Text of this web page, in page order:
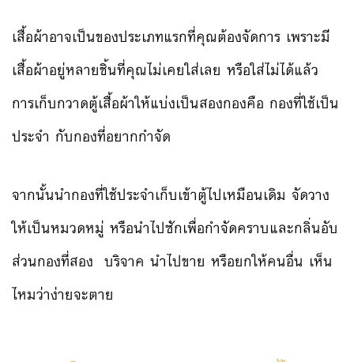
เสื้อผ้าอาจเป็นของประเภทแรกที่คุณต้องจัดการ เพราะมี
เสื้อผ้าอยู่หลายชิ้นที่คุณไม่เคยใส่เลย หรือใส่ไม่ได้แล้ว
การเก็บกวาดตู้เสื้อผ้าให้แบ่งเป็นสองกองคือ กองที่ใช้เป็น
ประจำ กับกองที่อยากกำจัด
จากนั้นนำกองที่ใช้ประจำเก็บเข้าตู้ไปเหมือนเดิม จัดวาง
ให้เป็นหมวดหมู่ หรือนำไปซักเพื่อกำจัดคราบและกลิ่นอับ
ส่วนกองที่สอง บริจาค นำไปขาย หรือยกให้คนอื่น เห็น
ไหมว่าง่ายจะตาย